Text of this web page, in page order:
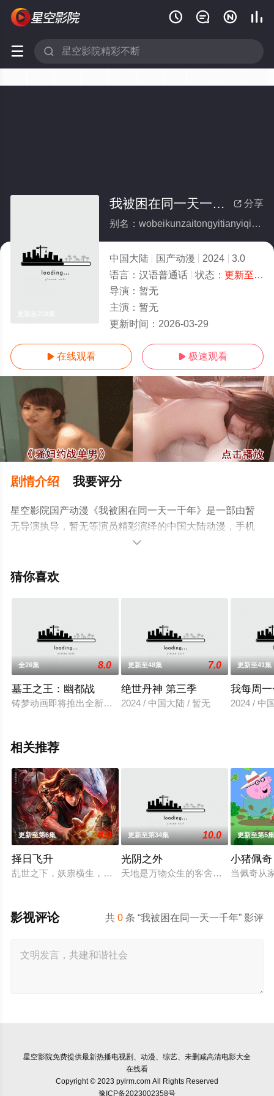
   
 
 分享
我被困在同一天一千年
别名：wobeikunzaitongyitianyiqiannian
中国大陆 国产动漫 2024
3.0
语言： 汉语普通话 状态： 更新至218集
导演： 暂无
主演： 暂无
更新时间： 2026-03-29
 在线观看  极速观看
剧情介绍 我要评分
星空影院国产动漫《我被困在同一天一千年》是一部由暂
无导演执导，暂无等演员精彩演绎的中国大陆动漫，手机
免费在线观看高清无删减完整版动漫全集就上星空电影
平台了解。

猜你喜欢
全26集 8.0
墓王之王：幽都战
铸梦动画即将推出全新原创3D动画《墓王之王》，是国内首部
更新至48集 7.0
绝世丹神 第三季
2024 / 中国大陆 / 暂无
更新至41集
我每周
2024 / 中
相关推荐
更新至第6集 6.0
择日飞升
乱世之下，妖祟横生，奸佞当道。又值幽界入侵，人、幽两界
更新至第34集 10.0
光阴之外
天地是万物众生的客舍，光阴是古往
更新至第5
小猪佩
当佩奇从
共0 条 “我被困在同一天一千年” 影评
影视评论
星空影院免费提供最新热播电视剧、动漫、综艺、未删减高清电影大全
在线看
Copyright © 2023 pylrm.com All Rights Reserved
豫ICP备2023002358号